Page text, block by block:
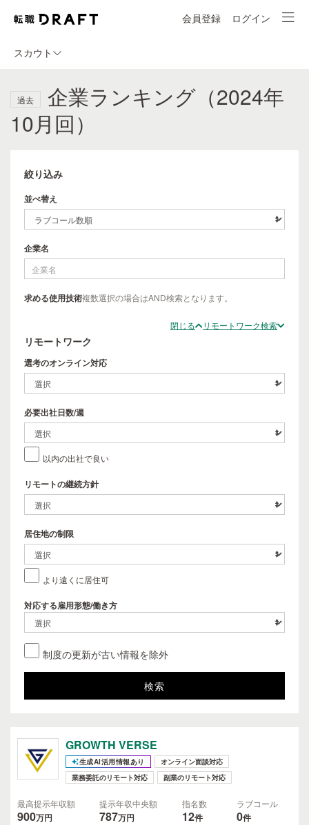
会員登録 ログイン
スカウト
過去
企業ランキング（2024年
10月回）
絞り込み
並べ替え
企業名
求める使用技術複数選択の場合はAND検索となります。
閉じる リモートワーク検索
リモートワーク
選考のオンライン対応
必要出社日数/週
以内の出社で良い
リモートの継続方針
居住地の制限
より遠くに居住可
対応する雇用形態/働き方
制度の更新が古い情報を除外
GROWTH VERSE
生成AI活用情報あり
オンライン面談対応
業務委託のリモート対応
副業のリモート対応
最高提示年収額
900万円
提示年収中央額
787万円
指名数
12件
ラブコール
0件